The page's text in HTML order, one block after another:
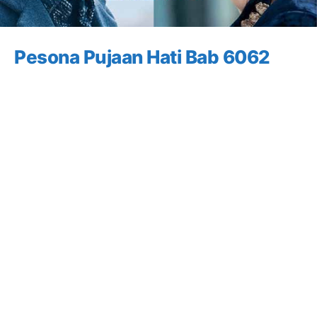
Pesona Pujaan Hati Bab 6062